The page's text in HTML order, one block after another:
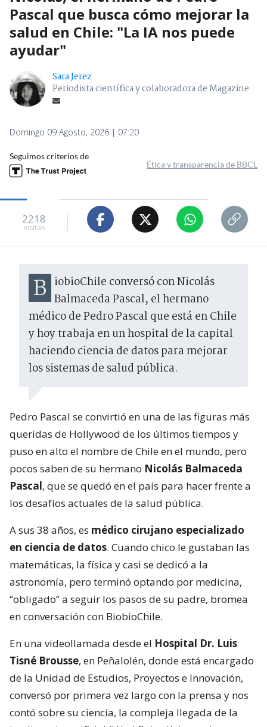
Pascal que busca cómo mejorar la
salud en Chile: "La IA nos puede
ayudar"
Sara Jerez
Periodista científica y colaboradora de Magazine
Domingo 09 Agosto, 2026 | 07:20
Seguimos criterios de
Ética y transparencia de BBCL
2218
visitas
BiobioChile conversó con Nicolás Balmaceda Pascal, el hermano
médico de Pedro Pascal que está en Chile
y hoy trabaja en un hospital de la capital
haciendo ciencia de datos para mejorar
los sistemas de salud pública.
Pedro Pascal se convirtió en una de las figuras más
queridas de Hollywood de los últimos tiempos y
puso en alto el nombre de Chile en el mundo, pero
pocos saben de su hermano Nicolás Balmaceda
Pascal, que se quedó en el país para hacer frente a
los desafíos actuales de la salud pública.
A sus 38 años, es médico cirujano especializado
en ciencia de datos. Cuando chico le gustaban las
matemáticas, la física y casi se dedicó a la
astronomía, pero terminó optando por medicina,
“obligado” a seguir los pasos de su padre, bromea
en conversación con BiobioChile.
En una videollamada desde el Hospital Dr. Luis
Tisné Brousse, en Peñalolén, donde está encargado
de la Unidad de Estudios, Proyectos e Innovación,
conversó por primera vez largo con la prensa y nos
contó sobre su ciencia, la compleja llegada de la